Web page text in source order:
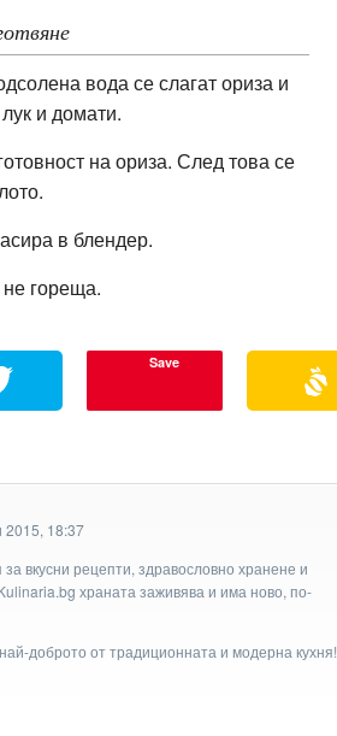
вода се слагат ориза и
и домати.
на ориза. След това се
в блендер.
гореща.
Save
2015, 18:37
вкусни рецепти, здравословно хранене и
храната заживява и има ново, по-
доброто от традиционната и модерна кухня!